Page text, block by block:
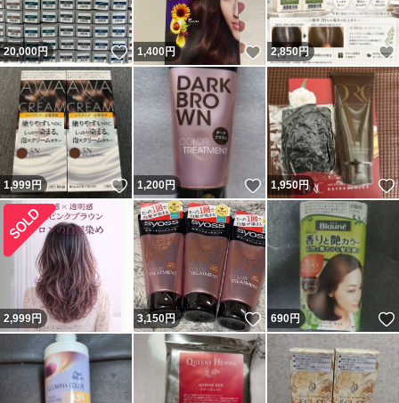
20,000円 いいね！
1,400円 いいね！
2,850円
1,999円 いいね！
1,200円 いいね！
1,950円
2,999円 3,150円 いいね！
690円